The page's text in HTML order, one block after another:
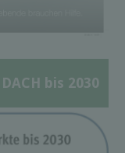
bis 2030